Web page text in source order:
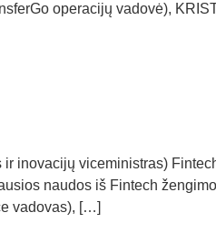
operacijų vadovė),
inovacijų viceministras)
naudos iš Fintech
vadovas), […]